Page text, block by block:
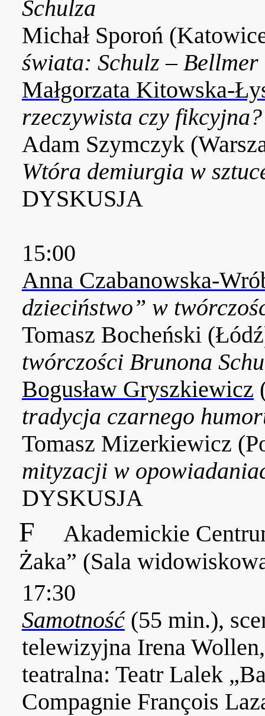
Schulza
Michał Sporoń
świata: Schulz – Bellmer
Małgorzata Kitowska-
rzeczywista czy fikcyjna?
Adam Szymczyk
Wtóra demiurgia w
DYSKUSJA
15:00
Anna Czabanowska-
dzieciństwo” w
Tomasz Bocheński
twórczości Brunona
Bogusław Gryszkiewicz
tradycja czarnego
Tomasz Mizerkiewicz
mityzacji w
DYSKUSJA
F
Akademickie
Żaka” (Sala
17:30
Samotność (55 min.),
telewizyjna Irena
teatralna: Teatr Lalek
Compagnie François